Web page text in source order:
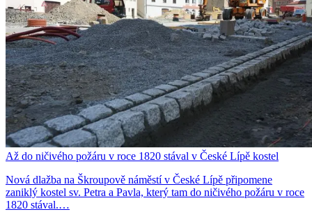
Až do ničivého požáru v roce 1820 stával v České Lípě kostel
Nová dlažba na Škroupově náměstí v České Lípě připomene
zaniklý kostel sv. Petra a Pavla, který tam do ničivého požáru v roce
1820 stával.…